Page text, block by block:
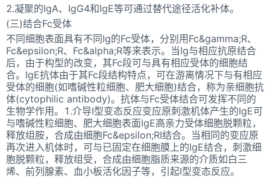
2.凝聚的IgA、IgG4和IgE等可通过替代途径活化补体。
(三)结合Fc受体
不同细胞表面具有不同Ig的Fc受体，分别用Fc&gamma;R、
Fc&epsilon;R、Fc&alpha;R等来表示。当Ig与相应抗原结合
后，由于构型的改变，其Fc段可与具有相应受体的细胞结
合。IgE抗体由于其Fc段结构特点，可在游离情况下与有相应
受体的细胞(如嗜碱性粒细胞、肥大细胞)结合，称为亲细胞抗
体(cytophilic antibody)。抗体与Fc受体结合可发挥不同的
生物学作用。1.介导I型变态反应变应原刺激机体产生的IgE可
与嗜碱性粒细胞、肥大细胞表面IgE高亲力受体细胞脱颗粒，
释放组胺，合成由细胞Fc&epsilon;RI结合。当相同的变应原
再次进入机体时，可与已固定在细胞膜上的IgE结合，刺激细
胞脱颗粒，释放组受，合成由细胞脂质来源的介质如白三
烯、前列腺素、血小板活化因子等，引起Ⅰ型变态反应。